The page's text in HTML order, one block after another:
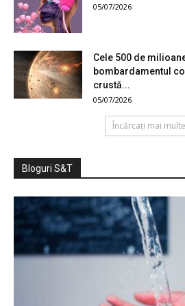
05/07/2026
Cele 500 de
bombardamentul
crustă...
05/07/2026
Încărcați mai multe
Bloguri S&T